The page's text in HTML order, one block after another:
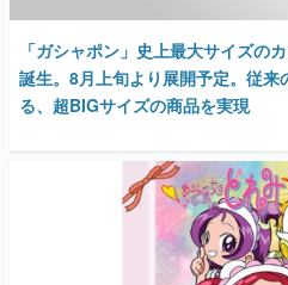
「ガシャポン」史上最大サイズの
誕生。8月上旬より展開予定。従来
る、超BIGサイズの商品を実現